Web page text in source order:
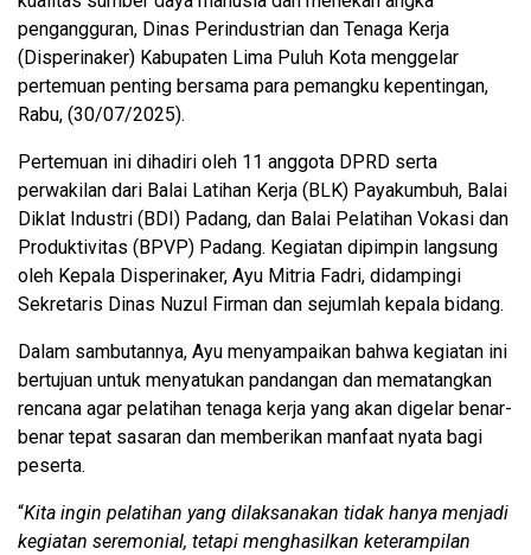
pengangguran, Dinas Perindustrian dan Tenaga Kerja
(Disperinaker) Kabupaten Lima Puluh Kota menggelar
pertemuan penting bersama para pemangku kepentingan,
Rabu, (30/07/2025).
Pertemuan ini dihadiri oleh 11 anggota DPRD serta
perwakilan dari Balai Latihan Kerja (BLK) Payakumbuh, Balai
Diklat Industri (BDI) Padang, dan Balai Pelatihan Vokasi dan
Produktivitas (BPVP) Padang. Kegiatan dipimpin langsung
oleh Kepala Disperinaker, Ayu Mitria Fadri, didampingi
Sekretaris Dinas Nuzul Firman dan sejumlah kepala bidang.
Dalam sambutannya, Ayu menyampaikan bahwa kegiatan ini
bertujuan untuk menyatukan pandangan dan mematangkan
rencana agar pelatihan tenaga kerja yang akan digelar benar-
benar tepat sasaran dan memberikan manfaat nyata bagi
peserta.
“Kita ingin pelatihan yang dilaksanakan tidak hanya menjadi
kegiatan seremonial, tetapi menghasilkan keterampilan